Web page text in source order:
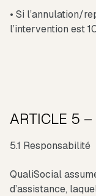
• Si l’annulation/
l’intervention est
ARTICLE 5
5.1 Responsabilité
QualiSocial
d’assistance,